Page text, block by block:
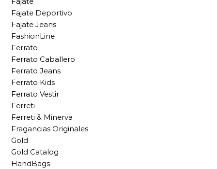
Fajate Deportivo
Fajate Jeans
FashionLine
Ferrato
Ferrato Caballero
Ferrato Jeans
Ferrato Kids
Ferrato Vestir
Ferreti
Ferreti & Minerva
Fragancias Originales
Gold
Gold Catalog
HandBags